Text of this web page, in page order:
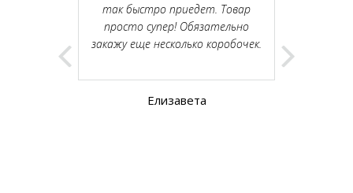
так быстро приедет. Товар
просто супер! Обязательно
закажу еще несколько коробочек.
Елизавета